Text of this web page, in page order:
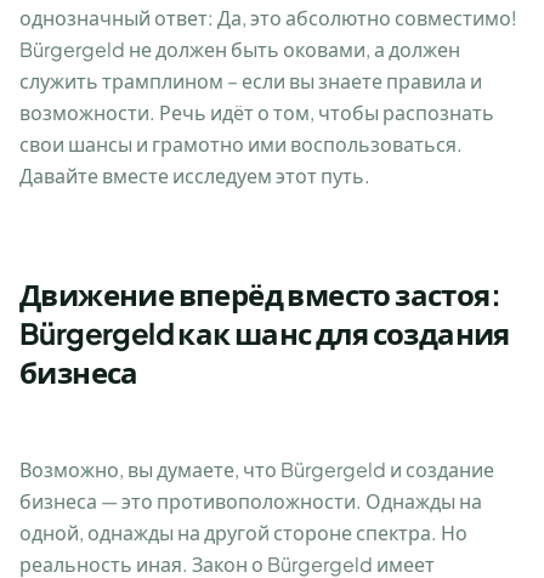
однозначный ответ: Да, это абсолютно совместимо!
Bürgergeld не должен быть оковами, а должен
служить трамплином – если вы знаете правила и
возможности. Речь идёт о том, чтобы распознать
свои шансы и грамотно ими воспользоваться.
Давайте вместе исследуем этот путь.
Движение вперёд вместо застоя:
Bürgergeld как шанс для создания
бизнеса
Возможно, вы думаете, что Bürgergeld и создание
бизнеса — это противоположности. Однажды на
одной, однажды на другой стороне спектра. Но
реальность иная. Закон о Bürgergeld имеет